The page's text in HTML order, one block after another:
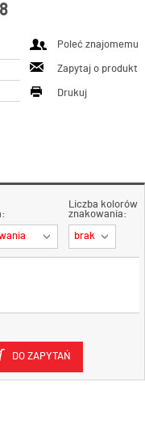
Poleć znajomemu
Zapytaj o produkt
Drukuj
DO ZAPYTAŃ
Liczba kolorów
znakowania:
brak